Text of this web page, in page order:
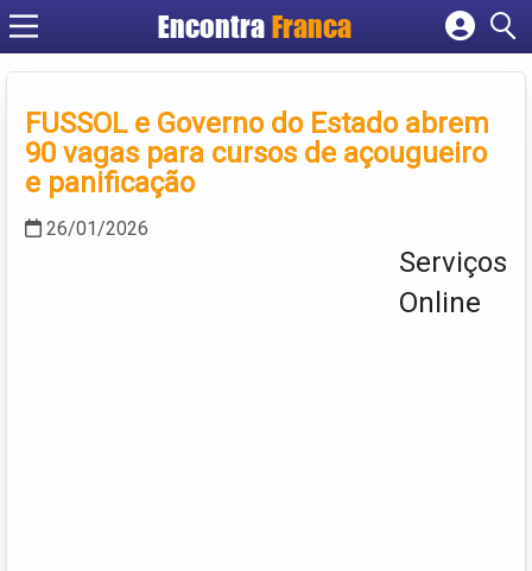
Encontra Franca
Cadastrar empresa
Criar conta
FUSSOL e Governo do Estado abrem
90 vagas para cursos de açougueiro
e panificação
26/01/2026
Serviços
Online